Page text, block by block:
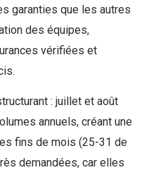
garanties que les autres
des équipes,
vérifiées et
: juillet et août
annuels, créant une
fins de mois (25-31 de
demandées, car elles